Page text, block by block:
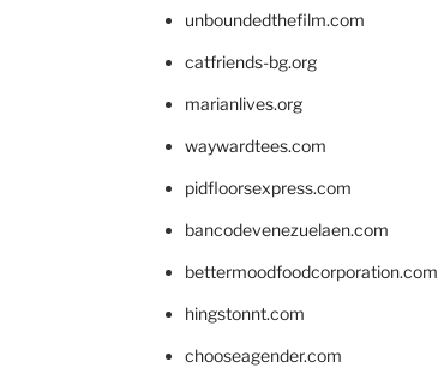
unboundedthefilm.com
catfriends-bg.org
marianlives.org
waywardtees.com
pidfloorsexpress.com
bancodevenezuelaen.com
bettermoodfoodcorporation.com
hingstonnt.com
chooseagender.com